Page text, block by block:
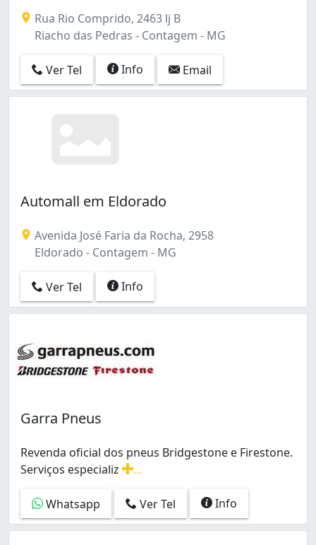
Fazenda da Tapera (1)
Fonte Grande (2)
Inconfidentes (29)
Industrial (5)
Petrolândia (2)
Ressaca (1)
Retiro (3)
Riacho das Pedras (12)
Santa Cruz Industrial (3)
Vila Beneves (15)
Vila Paris (21)
Água Branca (2)
Rua Rio Comprido, 2463 lj B
Riacho das Pedras - Contagem - MG
Ver Tel Info Email
Automall em Eldorado
Avenida José Faria da Rocha, 2958
Eldorado - Contagem - MG
Ver Tel Info
Garra Pneus
Revenda oficial dos pneus Bridgestone e Firestone.
Serviços especializ
Whatsapp
Ver Tel Info